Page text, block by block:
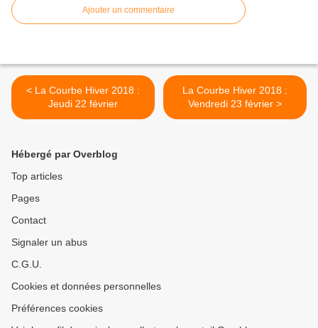
Ajouter un commentaire
< La Courbe Hiver 2018 :
Jeudi 22 février
La Courbe Hiver 2018 :
Vendredi 23 février >
Hébergé par Overblog
Top articles
Pages
Contact
Signaler un abus
C.G.U.
Cookies et données personnelles
Préférences cookies